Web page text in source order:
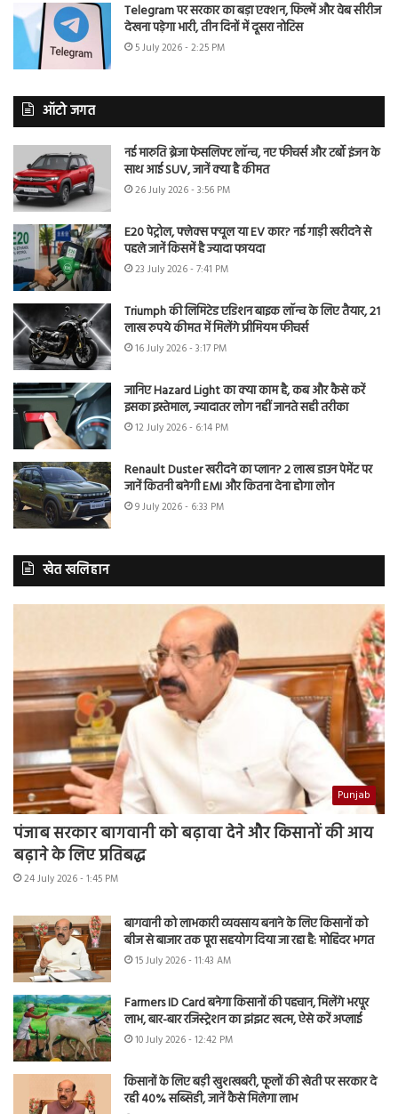
Telegram पर सरकार का बड़ा एक्शन, फिल्में और वेब सीरीज
देखना पड़ेगा भारी, तीन दिनों में दूसरा नोटिस
5 July 2026 - 2:25 PM
ऑटो जगत
नई मारुति ब्रेजा फेसलिफ्ट लॉन्च, नए फीचर्स और टर्बो इंजन के
साथ आई SUV, जानें क्या है कीमत
26 July 2026 - 3:56 PM
E20 पेट्रोल, फ्लेक्स फ्यूल या EV कार? नई गाड़ी खरीदने से
पहले जानें किसमें है ज्यादा फायदा
23 July 2026 - 7:41 PM
Triumph की लिमिटेड एडिशन बाइक लॉन्च के लिए तैयार, 21
लाख रुपये कीमत में मिलेंगे प्रीमियम फीचर्स
16 July 2026 - 3:17 PM
जानिए Hazard Light का क्या काम है, कब और कैसे करें
इसका इस्तेमाल, ज्यादातर लोग नहीं जानते सही तरीका
12 July 2026 - 6:14 PM
Renault Duster खरीदने का प्लान? 2 लाख डाउन पेमेंट पर
जानें कितनी बनेगी EMI और कितना देना होगा लोन
9 July 2026 - 6:33 PM
खेत खलिहान
Punjab
पंजाब सरकार बागवानी को बढ़ावा देने और किसानों की आय
बढ़ाने के लिए प्रतिबद्ध
24 July 2026 - 1:45 PM
बागवानी को लाभकारी व्यवसाय बनाने के लिए किसानों को
बीज से बाजार तक पूरा सहयोग दिया जा रहा है: मोहिंदर भगत
15 July 2026 - 11:43 AM
Farmers ID Card बनेगा किसानों की पहचान, मिलेंगे भरपूर
लाभ, बार-बार रजिस्ट्रेशन का झंझट खत्म, ऐसे करें अप्लाई
10 July 2026 - 12:42 PM
किसानों के लिए बड़ी खुशखबरी, फूलों की खेती पर सरकार दे
रही 40% सब्सिडी, जानें कैसे मिलेगा लाभ